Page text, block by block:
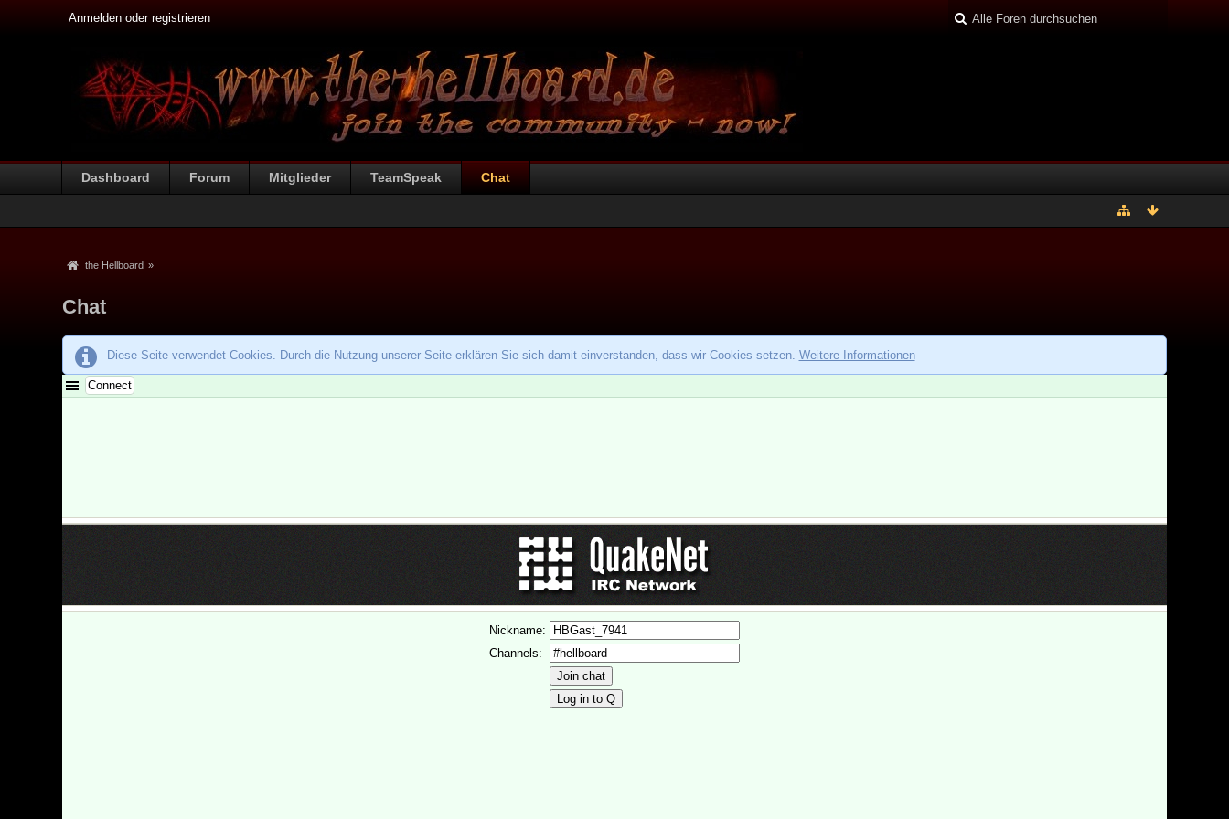
Anmelden oder registrieren
Dashboard Forum Mitglieder TeamSpeak Chat
the Hellboard »
Chat
Diese Seite verwendet Cookies. Durch die Nutzung unserer Seite erklären Sie sich damit einverstanden, dass wir Cookies setzen. Weitere Informationen